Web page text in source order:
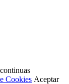
Cookies Aceptar